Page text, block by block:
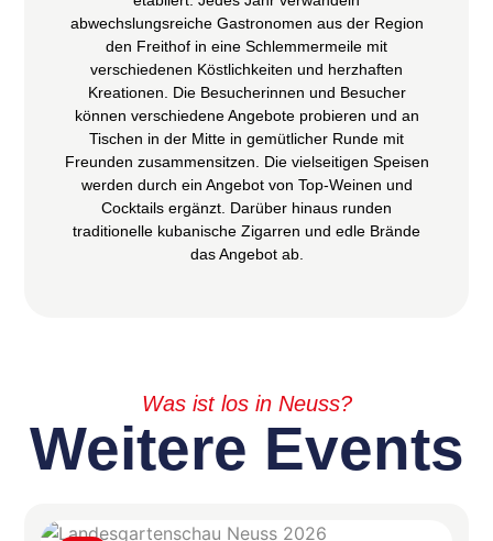
abwechslungsreiche Gastronomen aus der Region
den Freithof in eine Schlemmermeile mit
verschiedenen Köstlichkeiten und herzhaften
Kreationen. Die Besucherinnen und Besucher
können verschiedene Angebote probieren und an
Tischen in der Mitte in gemütlicher Runde mit
Freunden zusammensitzen. Die vielseitigen Speisen
werden durch ein Angebot von Top-Weinen und
Cocktails ergänzt. Darüber hinaus runden
traditionelle kubanische Zigarren und edle Brände
das Angebot ab.
Was ist los in Neuss?
Weitere Events